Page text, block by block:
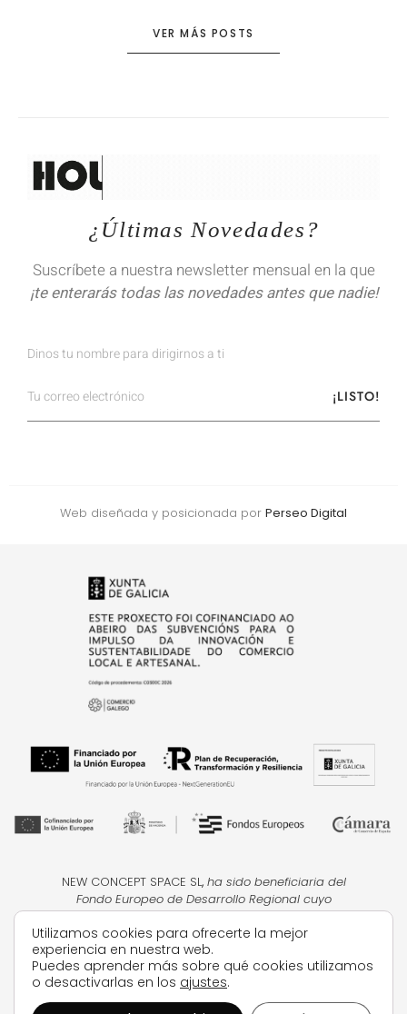
VER MÁS POSTS
¿Últimas Novedades?
Suscríbete a nuestra newsletter mensual en la que
¡te enterarás todas las novedades antes que nadie!
¡LISTO!
Web diseñada y posicionada por Perseo Digital
NEW CONCEPT SPACE SL, ha sido beneficiaria del
Fondo Europeo de Desarrollo Regional cuyo
objetivoes la mejora de la competitividad de las
PYMES, y gracias al cual ha puesto en marcha un
Plan de Acción con el objetivo de impulsar el uso
seguro y fiable del ciberespacio y la
competitividad de las pymes durante el año 2024.
Para ello ha contado con el apoyo del Programa
Utilizamos cookies para ofrecerte la mejor
experiencia en nuestra web.
Puedes aprender más sobre qué cookies utilizamos
o desactivarlas en los ajustes.